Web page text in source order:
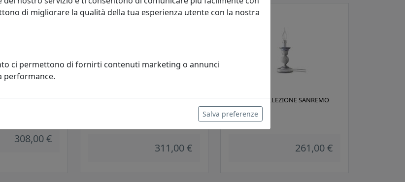
CHIETI C173
308,00 €
LUMETTO COLLEZIONE FERRARA
311,00 €
LUMETTO COLLEZIONE SANREMO
C272
Ferroluce
261,00 €
di migliorare la qualità della tua esperienza utente con la nostra
ci permettono di fornirti contenuti marketing o annunci
performance.
Salva preferenze